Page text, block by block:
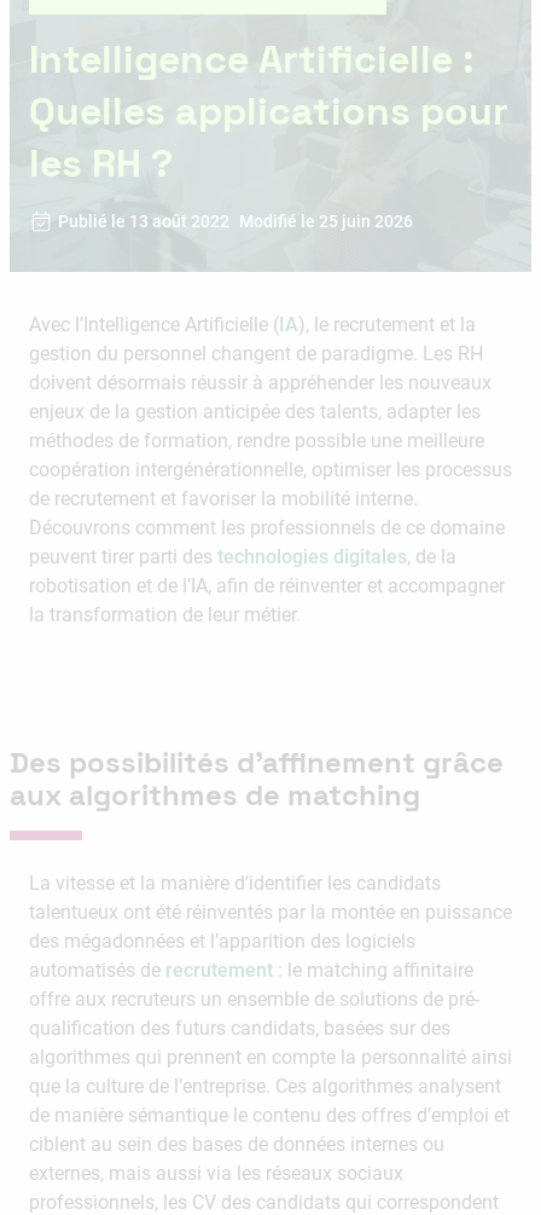
Intelligence Artificielle :
Quelles applications pour
les RH ?
Publié le 13 août 2022 Modifié le 25 juin 2026
Avec l’Intelligence Artificielle (IA), le recrutement et la
gestion du personnel changent de paradigme. Les RH
doivent désormais réussir à appréhender les nouveaux
enjeux de la gestion anticipée des talents, adapter les
méthodes de formation, rendre possible une meilleure
coopération intergénérationnelle, optimiser les processus
de recrutement et favoriser la mobilité interne.
Découvrons comment les professionnels de ce domaine
peuvent tirer parti des technologies digitales, de la
robotisation et de l’IA, afin de réinventer et accompagner
la transformation de leur métier.
Des possibilités d’affinement grâce
aux algorithmes de matching
La vitesse et la manière d’identifier les candidats
talentueux ont été réinventés par la montée en puissance
des mégadonnées et l’apparition des logiciels
automatisés de recrutement : le matching affinitaire
offre aux recruteurs un ensemble de solutions de pré-
qualification des futurs candidats, basées sur des
algorithmes qui prennent en compte la personnalité ainsi
que la culture de l’entreprise. Ces algorithmes analysent
de manière sémantique le contenu des offres d’emploi et
ciblent au sein des bases de données internes ou
externes, mais aussi via les réseaux sociaux
professionnels, les CV des candidats qui correspondent